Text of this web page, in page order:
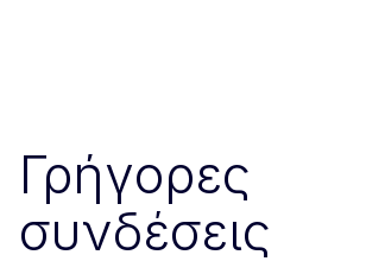
Γρήγορες
συνδέσεις